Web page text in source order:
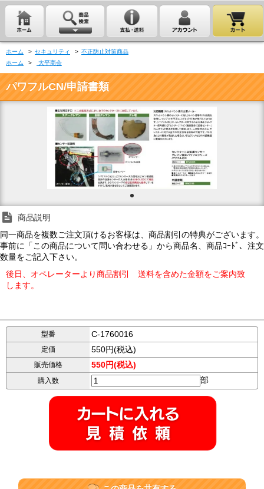
ホーム > セキュリティ > 不正防止対策商品
ホーム
> 大平商会
パワフルCN/申請書類
商品説明
同一商品を複数ご注文頂けるお客様は、商品割引の特典がございます。
事前に「この商品について問い合わせる」から商品名、商品ｺｰﾄﾞ、注文
数量をご記入下さい。
後日、オペレーターより商品割引 送料を含めた金額をご案内致
します。
型番 C-1760016
定価 550円(税込)
販売価格 550円(税込)
購入数 部